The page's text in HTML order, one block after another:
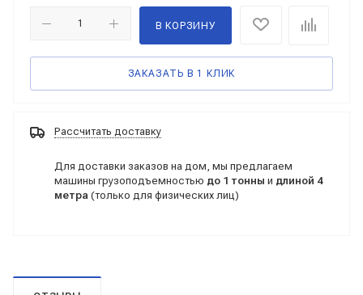
В КОРЗИНУ
ЗАКАЗАТЬ В 1 КЛИК
Рассчитать доставку
Для доставки заказов на дом, мы предлагаем
машины грузоподъемностью до 1 тонны и длиной 4
метра (только для физических лиц)